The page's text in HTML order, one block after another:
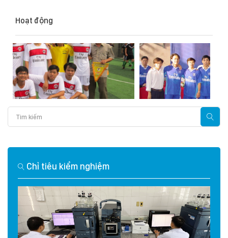
Hoạt động
Chỉ tiêu kiểm nghiệm